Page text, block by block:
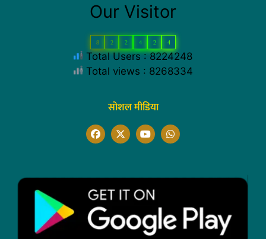
Our Visitor
8 2 2 4 2 4
Total Users : 8224248
Total views : 8268334
सोशल मीडिया